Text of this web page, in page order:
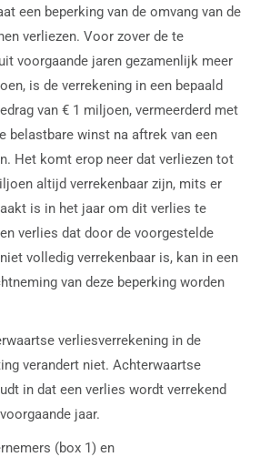
een beperking van de omvang van de
verliezen. Voor zover de te
voorgaande jaren gezamenlijk meer
is de verrekening in een bepaald
van € 1 miljoen, vermeerderd met
belastbare winst na aftrek van een
Het komt erop neer dat verliezen tot
altijd verrekenbaar zijn, mits er
is in het jaar om dit verlies te
verlies dat door de voorgestelde
volledig verrekenbaar is, kan in een
van deze beperking worden
verliesverrekening in de
verandert niet. Achterwaartse
in dat een verlies wordt verrekend
jaar.
(box 1) en